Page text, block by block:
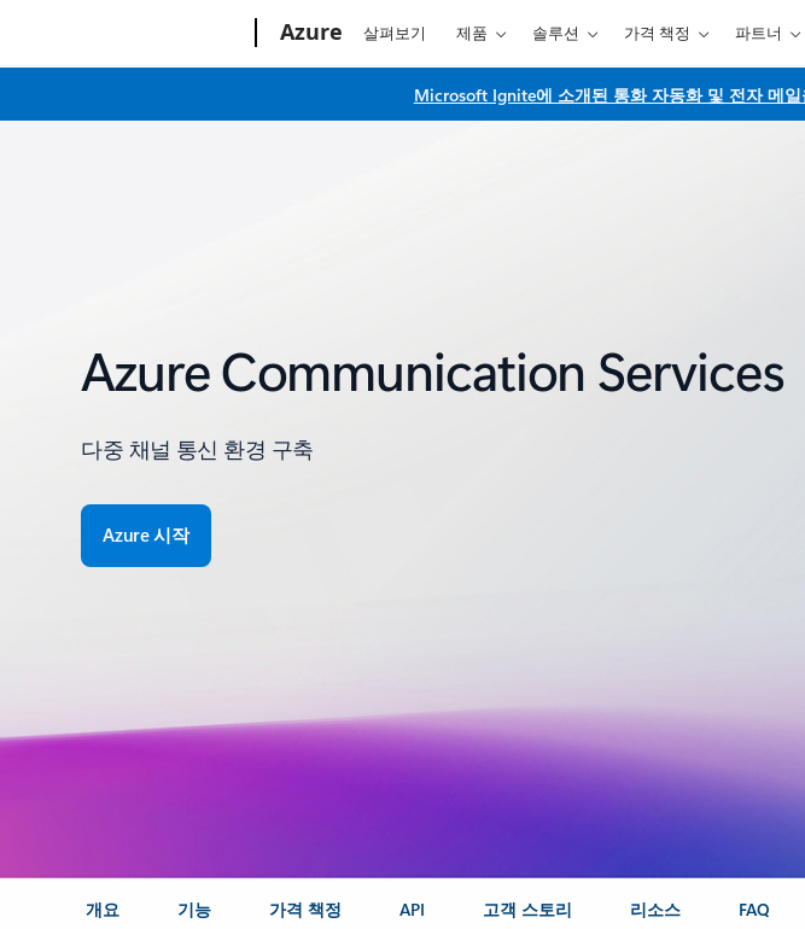
Azure 살펴보기 제품 솔루션 가격 책정 파트너
Microsoft Ignite에 소개된 통화 자동화 및 전자 메
Azure Communication Services
다중 채널 통신 환경 구축
Azure 시작
개요 기능 가격 책정 API 고객 스토리 리소스 FAQ